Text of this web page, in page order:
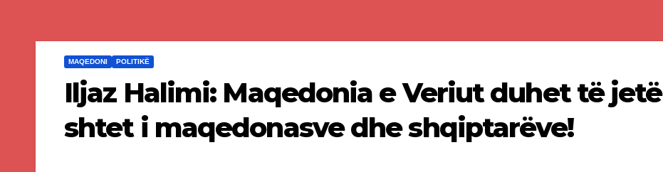
MAQEDONI POLITIKË
Iljaz Halimi: Maqedonia e Veriut duhet të jetë
shtet i maqedonasve dhe shqiptarëve!